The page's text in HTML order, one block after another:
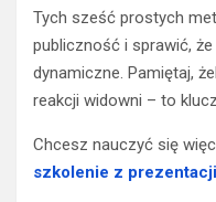
Tych sześć prostych
publiczność i sprawić,
dynamiczne. Pamiętaj,
reakcji widowni – to
Chcesz nauczyć się
szkolenie z prezentacji